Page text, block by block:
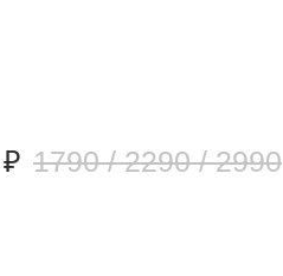
1790 / 2290 / 2990